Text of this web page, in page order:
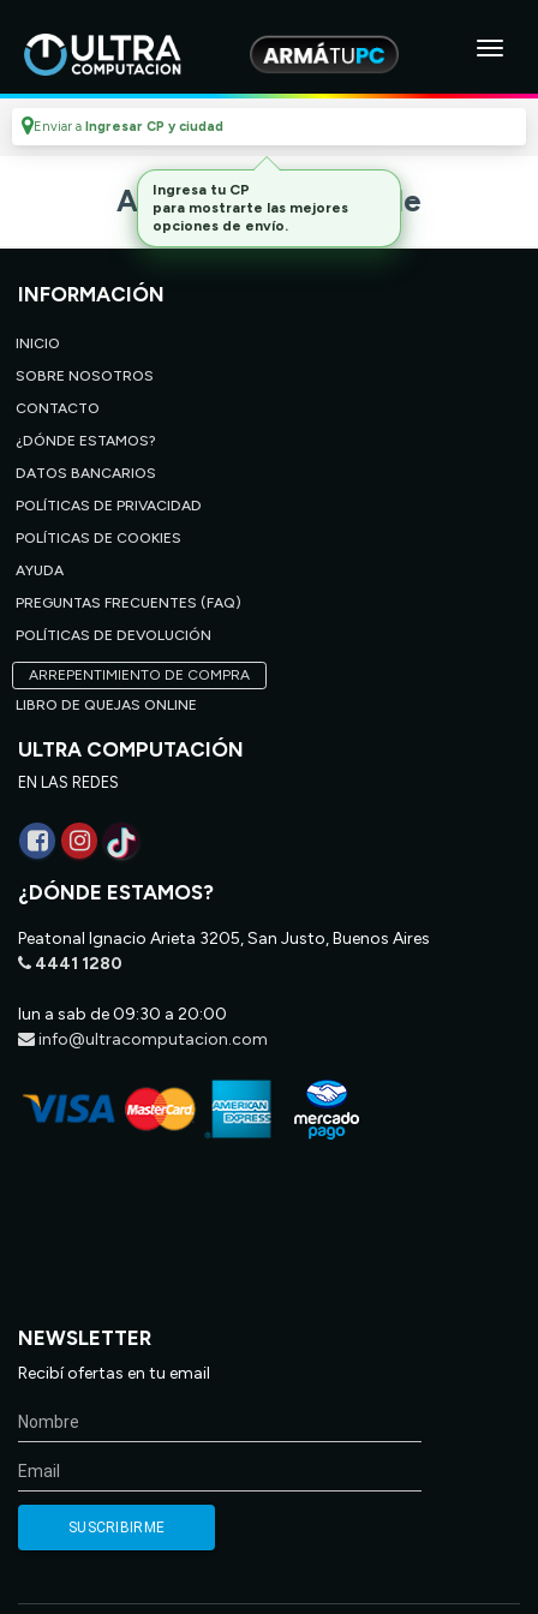
Enviar a Ingresar CP y ciudad
Artículo no disponible
INFORMACIÓN
INICIO
SOBRE NOSOTROS
CONTACTO
¿DÓNDE ESTAMOS?
DATOS BANCARIOS
POLÍTICAS DE PRIVACIDAD
POLÍTICAS DE COOKIES
AYUDA
PREGUNTAS FRECUENTES (FAQ)
POLÍTICAS DE DEVOLUCIÓN
ARREPENTIMIENTO DE COMPRA
LIBRO DE QUEJAS ONLINE
ULTRA COMPUTACIÓN
EN LAS REDES
¿DÓNDE ESTAMOS?
Peatonal Ignacio Arieta 3205, San Justo, Buenos Aires
4441 1280
lun a sab de 09:30 a 20:00
info@ultracomputacion.com
NEWSLETTER
Recibí ofertas en tu email
Ingresa tu CP
para mostrarte las mejores
opciones de envío.